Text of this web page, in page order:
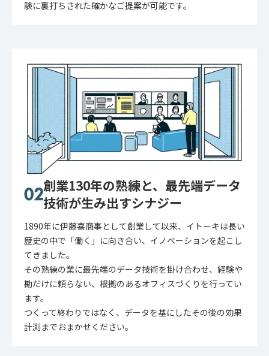
験に裏打ちされた確かなご提案が可能です。
創業130年の熟練と、最先端データ
技術が生み出すシナジー
1890年に伊藤喜商事として創業して以来、イトーキは長い
歴史の中で「働く」に向き合い、イノベーションを起こし
てきました。
その熟練の業に最先端のデータ技術を掛け合わせ、経験や
勘だけに頼らない、根拠のあるオフィスづくりを行ってい
ます。
つくって終わりではなく、データを基にしたその後の効果
計測までおまかせください。